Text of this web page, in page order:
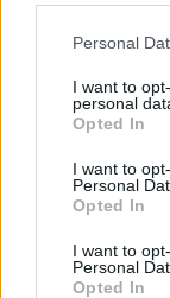
Please note that
not limited to
grant or deny
use your data
consent section.
Personal
I want to
personal
Opted In
I want to
Personal
Opted In
I want to
Personal
Opted In
Continua